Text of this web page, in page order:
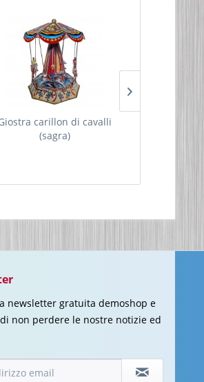
carillon di cavalli
(sagra)
newsletter gratuita demoshop e
non perdere le nostre notizie ed